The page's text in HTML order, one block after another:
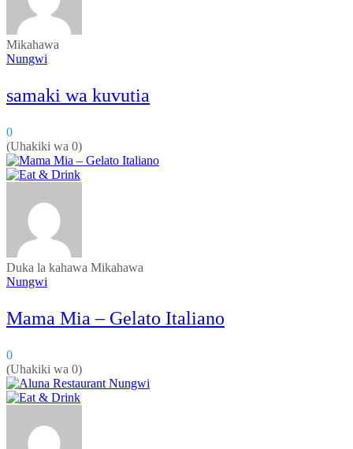
Mikahawa
Nungwi
samaki wa kuvutia
0
(Uhakiki wa 0)
Duka la kahawa Mikahawa
Nungwi
Mama Mia – Gelato Italiano
0
(Uhakiki wa 0)